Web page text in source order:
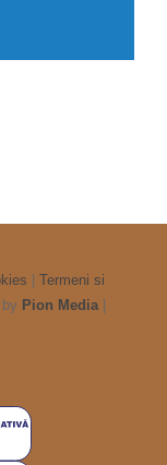
Termeni si
Pion Media|